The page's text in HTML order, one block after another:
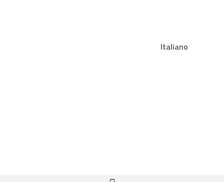
Italiano